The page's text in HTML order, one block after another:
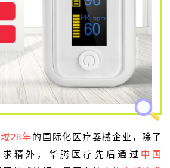
28年的国际化医疗器械企业，除了
精外，华腾医疗先后通过 中国